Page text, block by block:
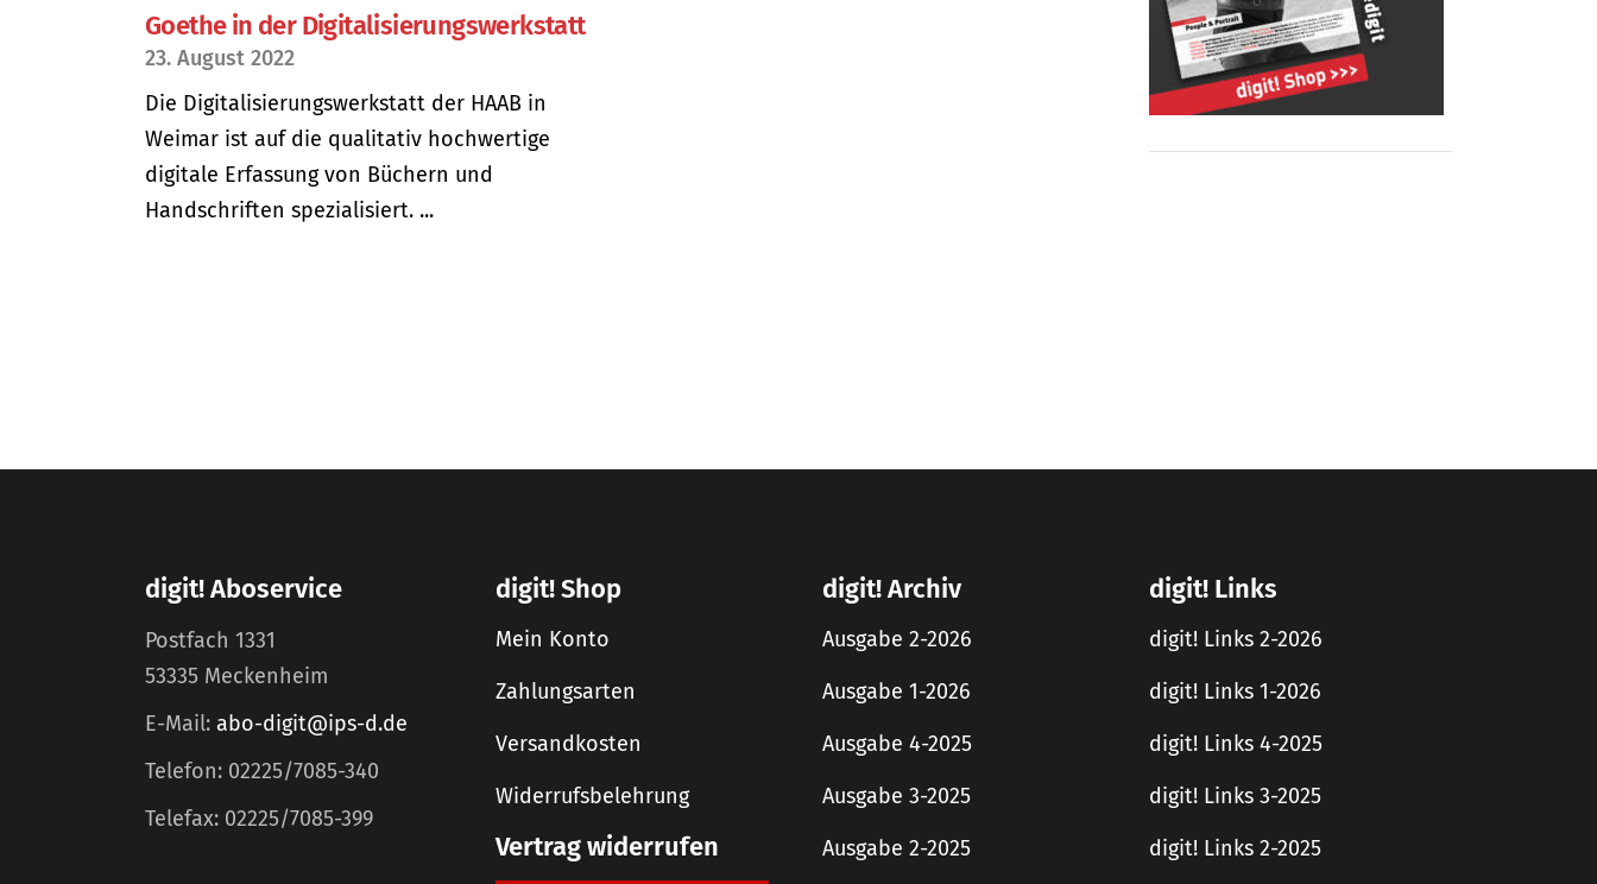
Goethe in der Digitalisierungswerkstatt
23. August 2022
Die Digitalisierungswerkstatt der HAAB in
Weimar ist auf die qualitativ hochwertige
digitale Erfassung von Büchern und
Handschriften spezialisiert. ...
digit! Aboservice
Postfach 1331
53335 Meckenheim
E-Mail: abo-digit@ips-d.de
Telefon: 02225/7085-340
Telefax: 02225/7085-399
digit! Shop
Mein Konto
Zahlungsarten
Versandkosten
Widerrufsbelehrung
Vertrag widerrufen
digit! Archiv
Ausgabe 2-2026
Ausgabe 1-2026
Ausgabe 4-2025
Ausgabe 3-2025
Ausgabe 2-2025
digit! Links
digit! Links 2-2026
digit! Links 1-2026
digit! Links 4-2025
digit! Links 3-2025
digit! Links 2-2025